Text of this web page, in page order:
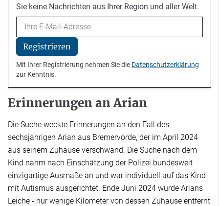
Sie keine Nachrichten aus Ihrer Region und aller Welt.
Email
Registrieren
Mit Ihrer Registrierung nehmen Sie die Datenschutzerklärung
zur Kenntnis.
Erinnerungen an Arian
Die Suche weckte Erinnerungen an den Fall des
sechsjährigen Arian aus Bremervörde, der im April 2024
aus seinem Zuhause verschwand. Die Suche nach dem
Kind nahm nach Einschätzung der Polizei bundesweit
einzigartige Ausmaße an und war individuell auf das Kind
mit Autismus ausgerichtet. Ende Juni 2024 wurde Arians
Leiche - nur wenige Kilometer von dessen Zuhause entfernt